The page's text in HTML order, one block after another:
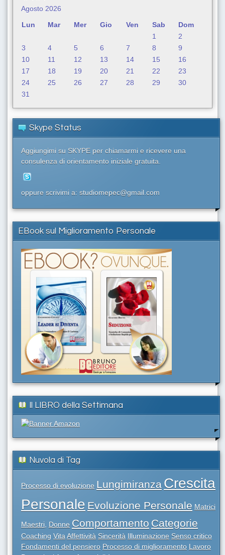
Agosto 2026
Lun
Mar Mer Gio Ven Sab
Dom
1
2
3
4 5 6 7 8
9
10
11 12 13 14 15
16
17
18 19 20 21 22
23
24
25 26 27 28 29
30
31
Skype Status
Aggiungimi su SKYPE per chiamarmi e ricevere una
consulenza di orientamento iniziale gratuita.
oppure scrivimi a: studiomepec@gmail.com
EBook sul Miglioramento Personale
Il LIBRO della Settimana
Nuvola di Tag
Processo di evoluzione Lungimiranza Crescita
Personale Evoluzione Personale Matrici
Maestri, Donne Comportamento Categorie
Coaching Vita Affettività Sincerità Illuminazione Senso critico
Fondamenti del pensiero Processo di miglioramento Lavoro